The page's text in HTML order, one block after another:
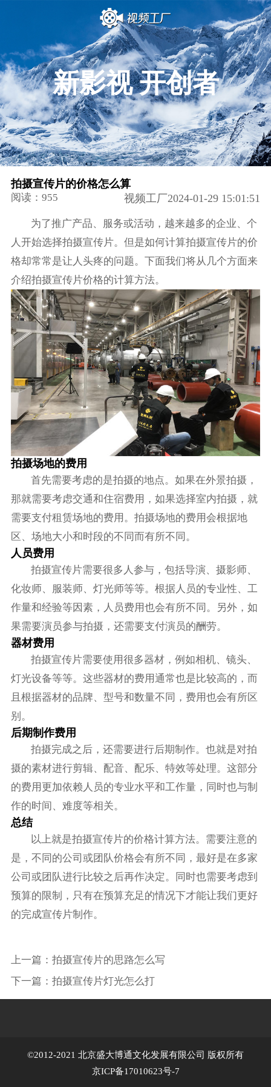
新影视 开创者
拍摄宣传片的价格怎么算
阅读：955 视频工厂2024-01-29 15:01:51
为了推广产品、服务或活动，越来越多的企业、个
人开始选择拍摄宣传片。但是如何计算拍摄宣传片的价
格却常常是让人头疼的问题。下面我们将从几个方面来
介绍拍摄宣传片价格的计算方法。
拍摄场地的费用
首先需要考虑的是拍摄的地点。如果在外景拍摄，
那就需要考虑交通和住宿费用，如果选择室内拍摄，就
需要支付租赁场地的费用。拍摄场地的费用会根据地
区、场地大小和时段的不同而有所不同。
人员费用
拍摄宣传片需要很多人参与，包括导演、摄影师、
化妆师、服装师、灯光师等等。根据人员的专业性、工
作量和经验等因素，人员费用也会有所不同。另外，如
果需要演员参与拍摄，还需要支付演员的酬劳。
器材费用
拍摄宣传片需要使用很多器材，例如相机、镜头、
灯光设备等等。这些器材的费用通常也是比较高的，而
且根据器材的品牌、型号和数量不同，费用也会有所区
别。
后期制作费用
拍摄完成之后，还需要进行后期制作。也就是对拍
摄的素材进行剪辑、配音、配乐、特效等处理。这部分
的费用更加依赖人员的专业水平和工作量，同时也与制
作的时间、难度等相关。
总结
以上就是拍摄宣传片的价格计算方法。需要注意的
是，不同的公司或团队价格会有所不同，最好是在多家
公司或团队进行比较之后再作决定。同时也需要考虑到
预算的限制，只有在预算充足的情况下才能让我们更好
的完成宣传片制作。
上一篇： 拍摄宣传片的思路怎么写
下一篇： 拍摄宣传片灯光怎么打
©2012-2021 北京盛大博通文化发展有限公司 版权所有
京ICP备17010623号-7